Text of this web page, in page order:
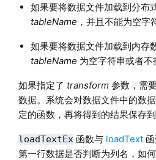
如果要将数据文件加载到分布
tableName ，并且不能为空字
如果要将数据文件加载到内存
tableName 为空字符串或者不
如果指定了 transform参数，需
数据。系统会对数据文件中的数
定的函数，再将得到的结果保存到
loadTextEx 函数与 loadText函
第一行数据是否判断为列名，如